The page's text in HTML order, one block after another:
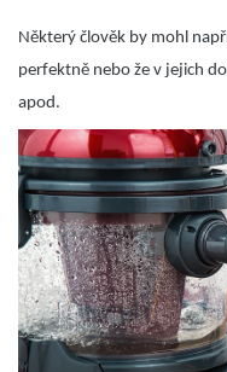
Některý člověk by mohl
perfektně nebo že v jejich
apod.